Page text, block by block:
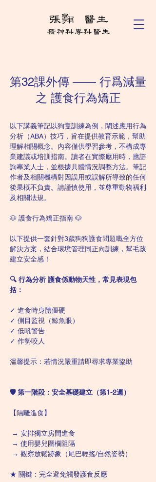
第32課外傳 —— 行爲減量
之 護食行為矯正
以下講義筆記以狗隻訓練為例，闡述應用行為
分析（ABA）技巧，旨在提供教育示範，幫助
理解相關概念。內容僅供學習參考，不構成專
業建議或培訓指南。讀者在實際應用時，應諮
詢專業人士，並根據具體情況調整方法。筆記
作者及相關機構對因誤用或誤解所導致的任何
後果概不負責。請謹慎使用，並尊重動物福利
及相關法規。
🐶 護食行為矯正指南 🐶
以下提供一套針對3歲狗狗護食問題嘅全方位
解決方案，結合環境管理同正向訓練，幫毛孩
建立安全感！
🔍 行為分析 護食係動物天性，常見表現包
括：
✓ 進食時身體僵硬
✓ 側目監視（鯨魚眼）
✓ 低吼警告
✓ 作勢咬人
溫馨提示：若情況嚴重請即尋求專業協助
🛡️ 第一階段：安全基礎建立（第1-2週）
【隔離進食】
→ 安排獨立房間進食
→ 使用嬰兒圍欄阻隔
→ 觀察放鬆跡象（尾巴輕搖/自然姿勢）
★ 關鍵：完全避免觸發護食反應